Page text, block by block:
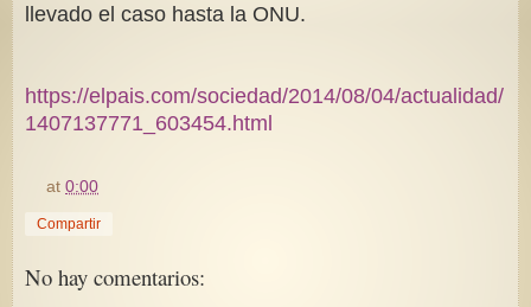
llevado el caso hasta la ONU.
https://elpais.com/sociedad/2014/08/04/actualidad/
1407137771_603454.html
at0:00
Compartir
No hay comentarios: